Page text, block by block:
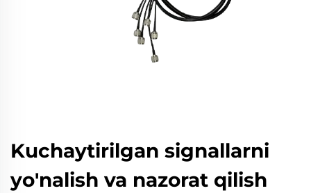
Kuchaytirilgan signallarni
yo'nalish va nazorat qilish